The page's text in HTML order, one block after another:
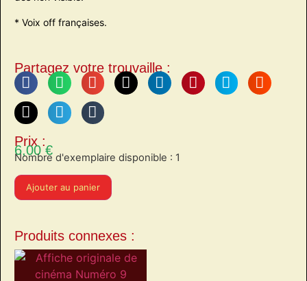
* Voix off françaises.
Partagez votre trouvaille :
Prix :
6,00€
Nombre d'exemplaire disponible : 1
Ajouter au panier
Produits connexes :